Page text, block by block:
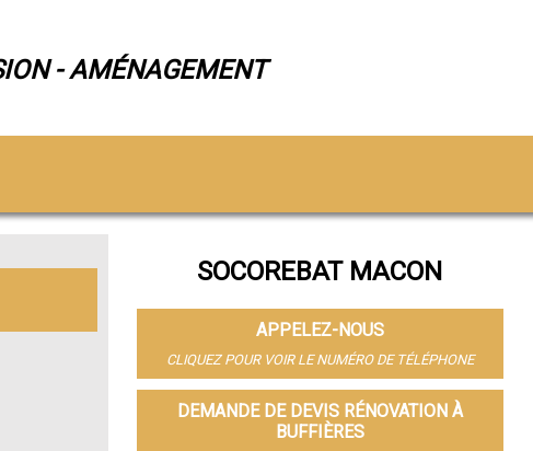
- AMÉNAGEMENT
SOCOREBAT MACON
APPELEZ-NOUS
CLIQUEZ POUR VOIR LE NUMÉRO DE TÉLÉPHONE
DEMANDE DE DEVIS RÉNOVATION À
BUFFIÈRES